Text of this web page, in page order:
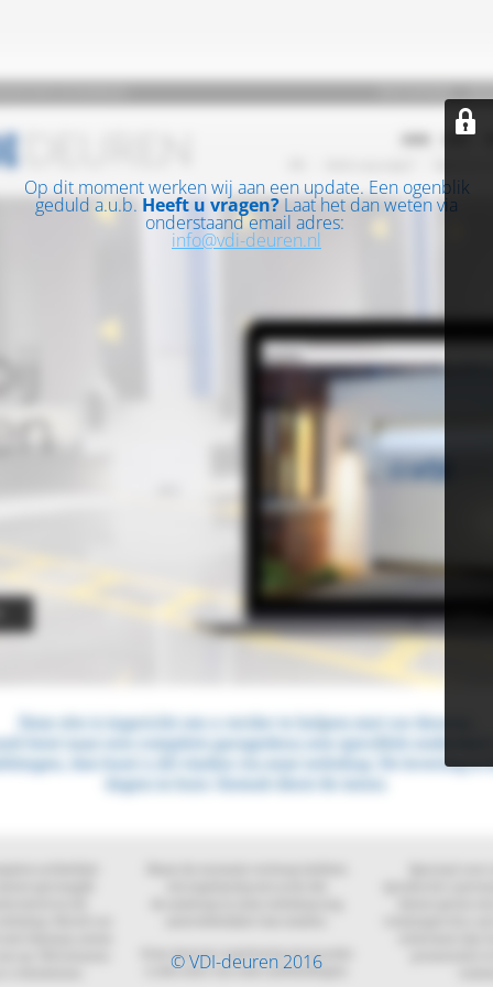
Op dit moment werken wij aan een update. Een ogenblik
geduld a.u.b. Heeft u vragen? Laat het dan weten via
onderstaand email adres:
info@vdi-deuren.nl
© VDI-deuren 2016